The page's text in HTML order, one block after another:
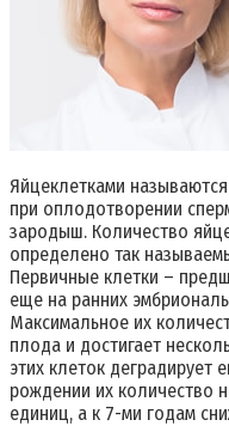
Яйцеклетками
при оплодотворении
зародыш. Количество
определено так
Первичные клетки –
еще на ранних
Максимальное их
плода и достигает
этих клеток деградирует
рождении их количество
единиц, а к 7-ми годам